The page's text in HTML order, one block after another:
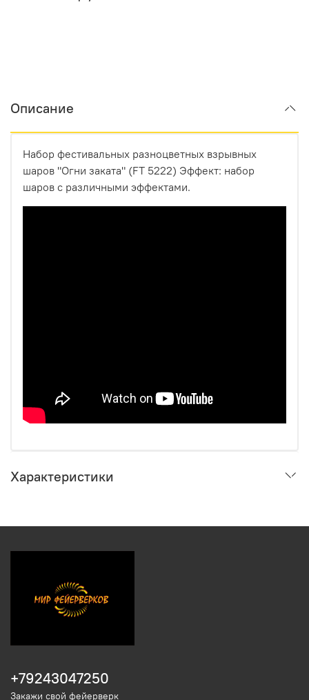
Описание
Набор фестивальных разноцветных взрывных
шаров "Огни заката" (FT 5222) Эффект: набор
шаров с различными эффектами.
Характеристики
+79243047250
Закажи свой фейерверк